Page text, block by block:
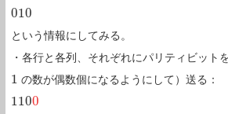
010
010
という情報にしてみる。
・各行と各列、それぞれにパリティビット
1
1 の数が偶数個になるようにして）送る：
110
110 0
0